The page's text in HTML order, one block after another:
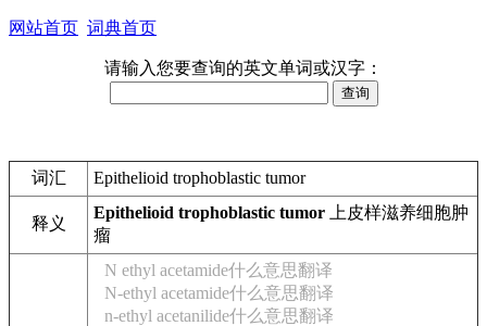
网站首页 词典首页
请输入您要查询的英文单词或汉字：
词汇 Epithelioid trophoblastic tumor
释义
Epithelioid trophoblastic tumor
上皮样滋养细胞肿
瘤
N ethyl acetamide什么意思翻译
N-ethyl acetamide什么意思翻译
n-ethyl acetanilide什么意思翻译